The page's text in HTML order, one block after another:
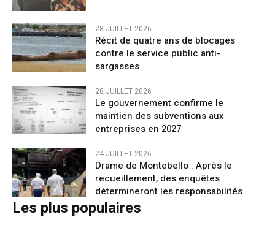
28 JUILLET 2026
Récit de quatre ans de blocages
contre le service public anti-
sargasses
28 JUILLET 2026
Le gouvernement confirme le
maintien des subventions aux
entreprises en 2027
24 JUILLET 2026
Drame de Montebello : Après le
recueillement, des enquêtes
détermineront les responsabilités
Les plus populaires